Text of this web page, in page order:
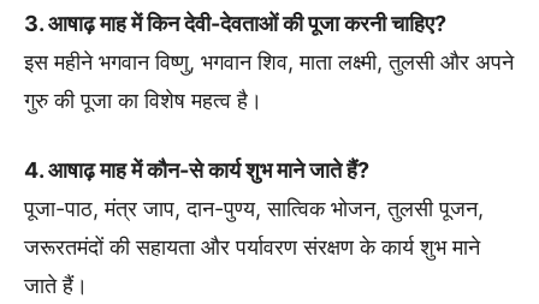
3. आषाढ़ माह में किन देवी-देवताओं की पूजा करनी चाहिए?
इस महीने भगवान विष्णु, भगवान शिव, माता लक्ष्मी, तुलसी और अपने
गुरु की पूजा का विशेष महत्व है।
4. आषाढ़ माह में कौन-से कार्य शुभ माने जाते हैं?
पूजा-पाठ, मंत्र जाप, दान-पुण्य, सात्विक भोजन, तुलसी पूजन,
जरूरतमंदों की सहायता और पर्यावरण संरक्षण के कार्य शुभ माने
जाते हैं।